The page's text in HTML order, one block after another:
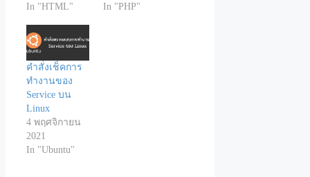
In "HTML"
In "PHP"
คำสั่งเช็คการ
ทำงานของ
Service บน
Linux
4 พฤศจิกายน
2021
In "Ubuntu"